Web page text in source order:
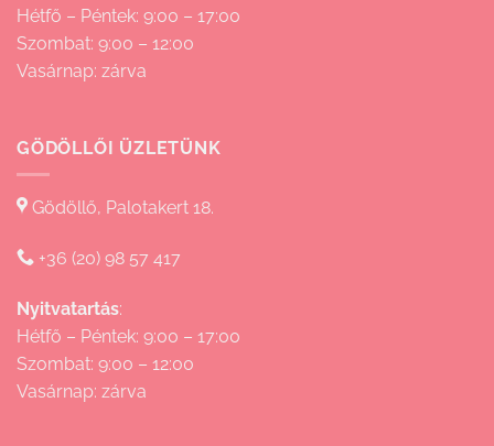
Hétfő – Péntek: 9:00 – 17:00
Szombat: 9:00 – 12:00
Vasárnap: zárva
GÖDÖLLŐI ÜZLETÜNK
Gödöllő, Palotakert 18.
+36 (20) 98 57 417
Nyitvatartás:
Hétfő – Péntek: 9:00 – 17:00
Szombat: 9:00 – 12:00
Vasárnap: zárva